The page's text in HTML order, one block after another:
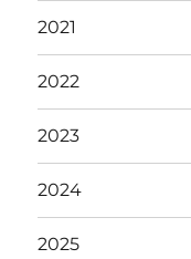
2021
2022
2023
2024
2025